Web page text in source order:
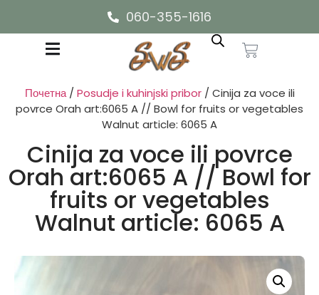
060-355-1616
Почетна/Posudje i kuhinjski pribor/ Cinija za voce ili
povrce Orah art:6065 A // Bowl for fruits or vegetables
Walnut article: 6065 A
Cinija za voce ili povrce
Orah art:6065 A // Bowl for
fruits or vegetables
Walnut article: 6065 A